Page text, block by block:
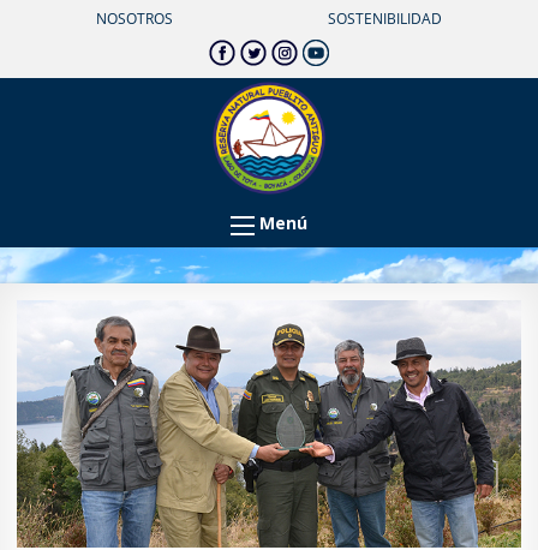
NOSOTROS SOSTENIBILIDAD
Menú